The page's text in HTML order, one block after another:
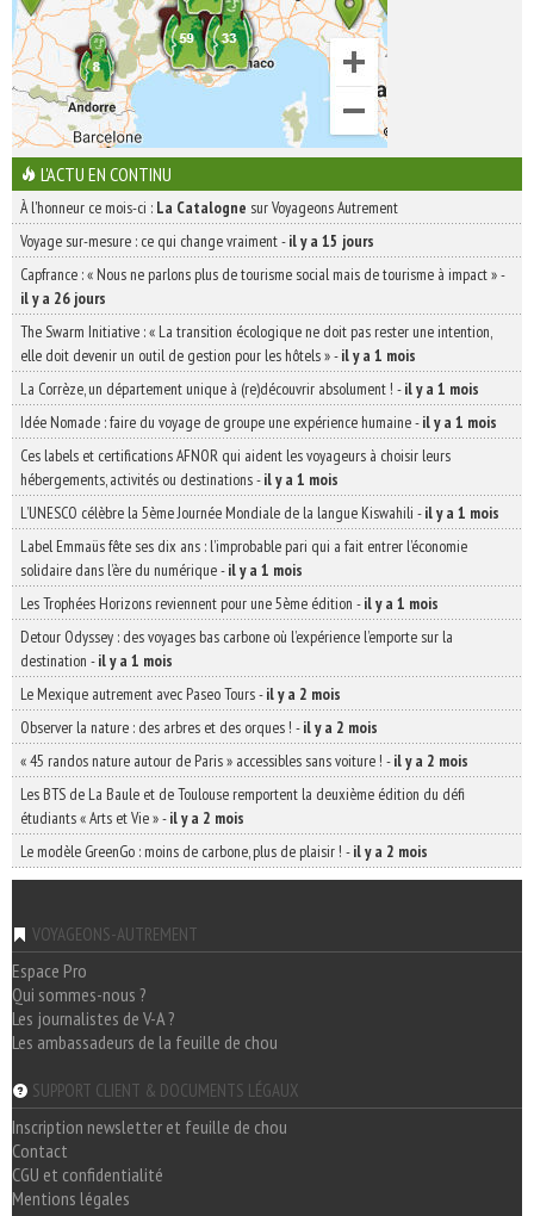
L'ACTU EN CONTINU
À l'honneur ce mois-ci : La Catalogne sur Voyageons Autrement
Voyage sur-mesure : ce qui change vraiment-il y a 15 jours
Capfrance : « Nous ne parlons plus de tourisme social mais de tourisme à impact »-
il y a 26 jours
The Swarm Initiative : « La transition écologique ne doit pas rester une intention,
elle doit devenir un outil de gestion pour les hôtels »-il y a 1 mois
La Corrèze, un département unique à (re)découvrir absolument ! -il y a 1 mois
Idée Nomade : faire du voyage de groupe une expérience humaine-il y a 1 mois
Ces labels et certifications AFNOR qui aident les voyageurs à choisir leurs
hébergements, activités ou destinations-il y a 1 mois
L’UNESCO célèbre la 5ème Journée Mondiale de la langue Kiswahili -il y a 1 mois
Label Emmaüs fête ses dix ans : l’improbable pari qui a fait entrer l’économie
solidaire dans l’ère du numérique-il y a 1 mois
Les Trophées Horizons reviennent pour une 5ème édition -il y a 1 mois
Detour Odyssey : des voyages bas carbone où l’expérience l’emporte sur la
destination -il y a 1 mois
Le Mexique autrement avec Paseo Tours-il y a 2 mois
Observer la nature : des arbres et des orques ! -il y a 2 mois
« 45 randos nature autour de Paris » accessibles sans voiture ! -il y a 2 mois
Les BTS de La Baule et de Toulouse remportent la deuxième édition du défi
étudiants « Arts et Vie »-il y a 2 mois
Le modèle GreenGo : moins de carbone, plus de plaisir ! -il y a 2 mois
VOYAGEONS-AUTREMENT
Espace Pro
Qui sommes-nous ?
Les journalistes de V-A ?
Les ambassadeurs de la feuille de chou
SUPPORT CLIENT & DOCUMENTS LÉGAUX
Inscription newsletter et feuille de chou
Contact
CGU et confidentialité
Mentions légales